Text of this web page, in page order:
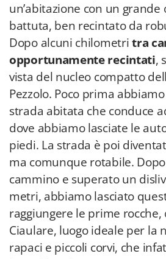
un’abitazione con un grande
battuta, ben recintato da
Dopo alcuni chilometritra
opportunamente recintati,
vista del nucleo compatto
Pezzolo. Poco prima
strada abitata che conduce
dove abbiamo lasciate le
piedi. La strada è poi
ma comunque rotabile.
cammino e superato un
metri, abbiamo lasciato
raggiungere le prime
Ciaulare, luogo ideale per la
rapaci e piccoli corvi, che